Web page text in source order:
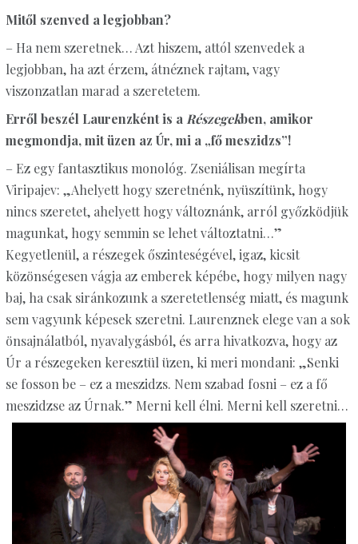
Mitől szenved a legjobban?
– Ha nem szeretnek… Azt hiszem, attól szenvedek a
legjobban, ha azt érzem, átnéznek rajtam, vagy
viszonzatlan marad a szeretetem.
Erről beszél Laurenzként is a Részegekben, amikor
megmondja, mit üzen az Úr, mi a „fő meszidzs”!
– Ez egy fantasztikus monológ. Zseniálisan megírta
Viripajev: „Ahelyett hogy szeretnénk, nyüszítünk, hogy
nincs szeretet, ahelyett hogy változnánk, arról győzködjük
magunkat, hogy semmin se lehet változtatni…”
Kegyetlenül, a részegek őszinteségével, igaz, kicsit
közönségesen vágja az emberek képébe, hogy milyen nagy
baj, ha csak siránkozunk a szeretetlenség miatt, és magunk
sem vagyunk képesek szeretni. Laurenznek elege van a sok
önsajnálatból, nyavalygásból, és arra hivatkozva, hogy az
Úr a részegeken keresztül üzen, ki meri mondani: „Senki
se fosson be – ez a meszidzs. Nem szabad fosni – ez a fő
meszidzse az Úrnak.” Merni kell élni. Merni kell szeretni…